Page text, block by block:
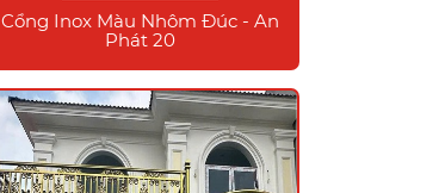
Cổng Inox Màu Nhôm Đúc - An
Phát 20